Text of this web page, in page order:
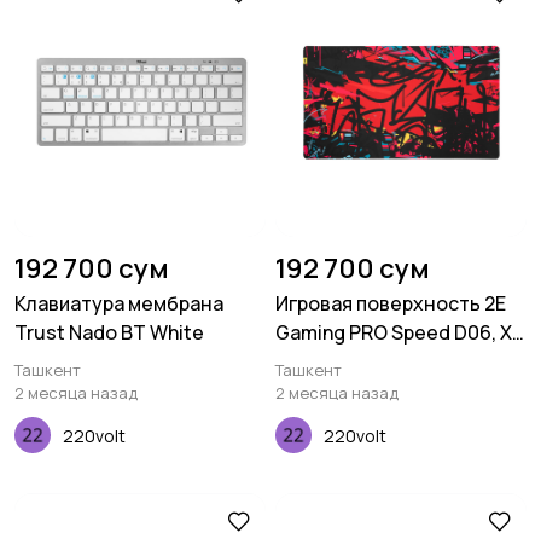
192 700 сум
Клавиатура мембрана
Trust Nado BT White
Ташкент
2 месяца назад
220volt
192 700 сум
Игровая поверхность 2E
Gaming PRO Speed D06, XL
(800x450x3мм),
многоцветный
Ташкент
2 месяца назад
220volt